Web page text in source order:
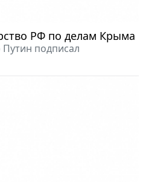
РФ по делам Крыма
подписал